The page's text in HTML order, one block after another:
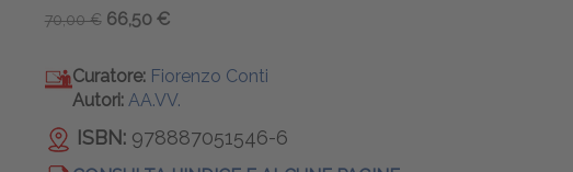
70,00 € 66,50 €
Curatore: Fiorenzo Conti
Autori: AA.VV.
ISBN:978887051546-6